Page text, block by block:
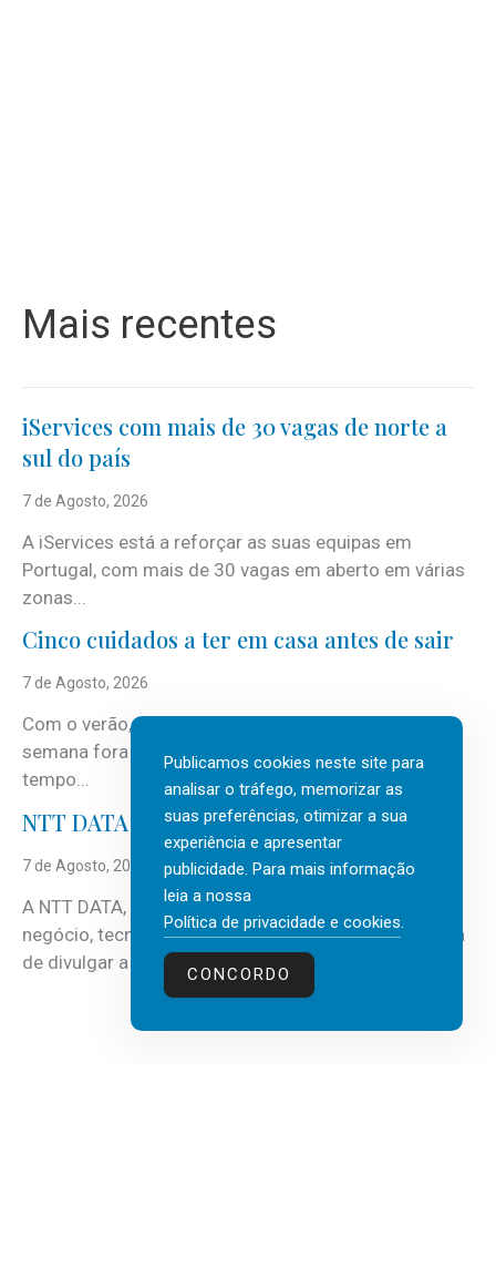
Mais recentes
iServices com mais de 30 vagas de norte a
sul do país
7 de Agosto, 2026
A iServices está a reforçar as suas equipas em
Portugal, com mais de 30 vagas em aberto em várias
zonas...
Cinco cuidados a ter em casa antes de sair
7 de Agosto, 2026
Com o verão, chegam também as férias, os fins-de-
semana fora e os dias em que a casa fica mais
tempo...
NTT DATA Insurtech Global Outlook 2026
7 de Agosto, 2026
A NTT DATA, consultora global em serviços de
negócio, tecnologia e inteligência artificial (IA), acaba
de divulgar a mais recente...
Publicamos cookies neste site para
analisar o tráfego, memorizar as
suas preferências, otimizar a sua
experiência e apresentar
publicidade. Para mais informação
leia a nossa
Política de privacidade e cookies.
CONCORDO